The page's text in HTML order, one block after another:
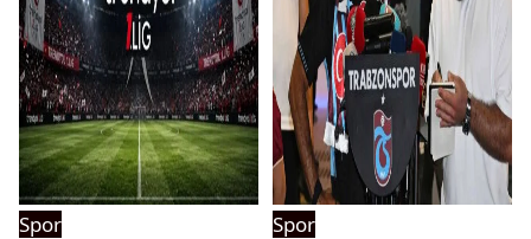
Spor
Spor